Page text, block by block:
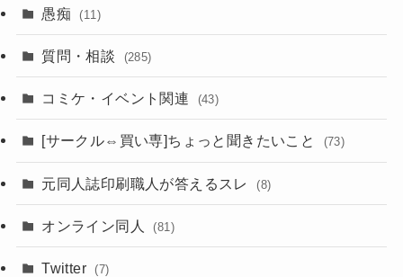
愚痴 (11)
質問・相談 (285)
コミケ・イベント関連 (43)
[サークル⇔買い専]ちょっと聞きたいこと (73)
元同人誌印刷職人が答えるスレ (8)
オンライン同人 (81)
Twitter (7)